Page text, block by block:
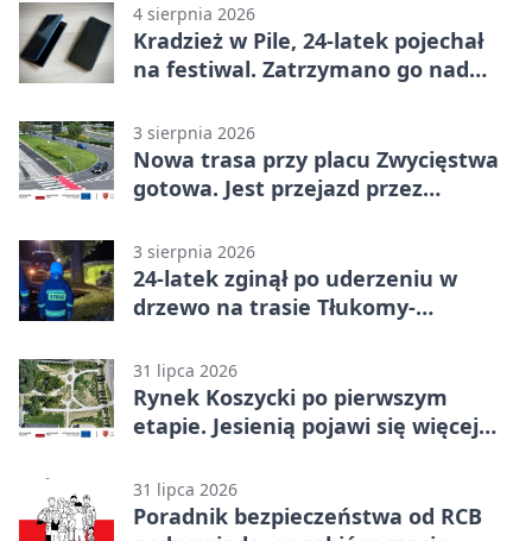
4 sierpnia 2026
Kradzież w Pile, 24-latek pojechał
na festiwal. Zatrzymano go nad
3 sierpnia 2026
Nowa trasa przy placu Zwycięstwa
gotowa. Jest przejazd przez
3 sierpnia 2026
24-latek zginął po uderzeniu w
drzewo na trasie Tłukomy-
31 lipca 2026
Rynek Koszycki po pierwszym
etapie. Jesienią pojawi się więcej
31 lipca 2026
Poradnik bezpieczeństwa od RCB